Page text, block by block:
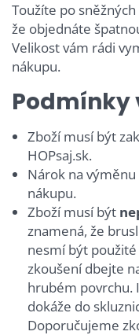
Toužíte po
že objednáte
Velikost vám rádi
nákupu.
Podmínky
Zboží musí být
HOPsaj.sk.
Nárok na
nákupu.
Zboží musí být
znamená, že
nesmí být použité
zkoušení dbejte
hrubém povrchu.
dokáže do
Doporučujeme